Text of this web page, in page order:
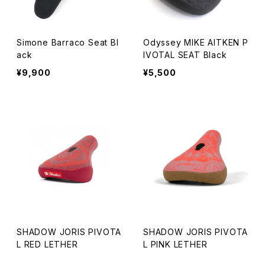
Simone Barraco Seat Bl
ack
¥9,900
Odyssey MIKE AITKEN P
IVOTAL SEAT Black
¥5,500
SHADOW JORIS PIVOTA
L RED LETHER
SHADOW JORIS PIVOTA
L PINK LETHER